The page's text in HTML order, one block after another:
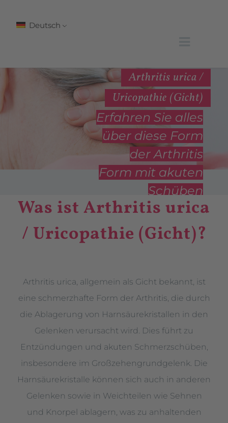
Deutsch
Arthritis urica /
Uricopathie (Gicht)
Erfahren Sie alles
über diese Form
der Arthritis
Form mit akuten
Schüben
Was ist Arthritis urica
/ Uricopathie (Gicht)?
Arthritis urica, allgemein als Gicht bekannt, ist
eine schmerzhafte Form der Arthritis, die durch
die Ablagerung von Harnsäurekristallen in den
Gelenken verursacht wird. Dies führt zu
Entzündungen und akuten Schmerzschüben,
insbesondere im Großzehengrundgelenk. Die
Harnsäurekristalle können sich auch in anderen
Gelenken sowie in Weichteilen wie Sehnen
und Knorpel ablagern, was zu anhaltenden